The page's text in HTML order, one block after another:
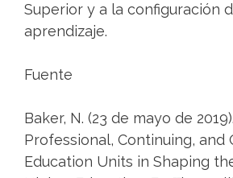
Superior y a la configuración
aprendizaje.
Fuente
Baker, N. (23 de mayo de
Professional, Continuing, and
Education Units in Shaping